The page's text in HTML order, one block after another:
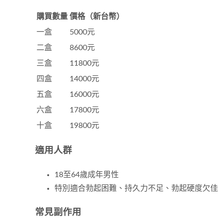
購買數量 價格（新台幣）
一盒
5000元
二盒
8600元
三盒
11800元
四盒
14000元
五盒
16000元
六盒
17800元
十盒
19800元
適用人群
18至64歲成年男性
特別適合勃起困難、持久力不足、勃起硬度欠
常見副作用